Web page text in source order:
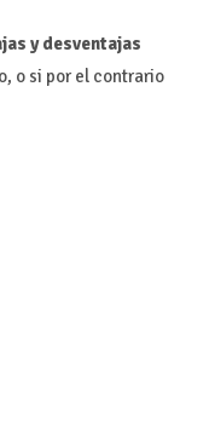
y desventajas
o si por el contrario